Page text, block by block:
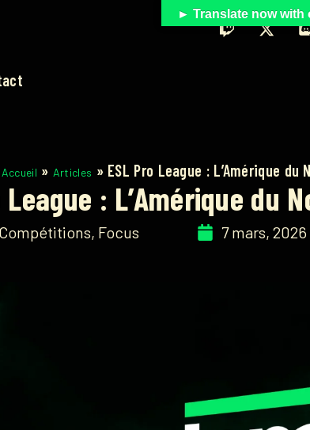
Accueil » Articles » ESL Pro League : L’Amérique
League : L’Amérique du
Compétitions, Focus 7 mars, 2026
► Translate now with